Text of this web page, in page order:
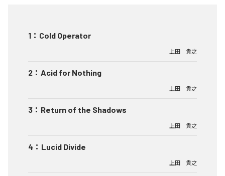
1 ： Cold Operator
上田 貴之
2 ： Acid for Nothing
上田 貴之
3 ： Return of the Shadows
上田 貴之
4 ： Lucid Divide
上田 貴之